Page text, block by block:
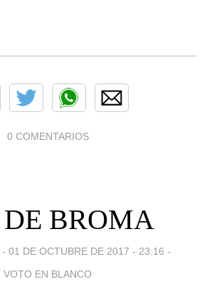
0 COMENTARIOS
BROMA
- 01 DE OCTUBRE DE 2017 - 23:16 -
VOTO EN BLANCO